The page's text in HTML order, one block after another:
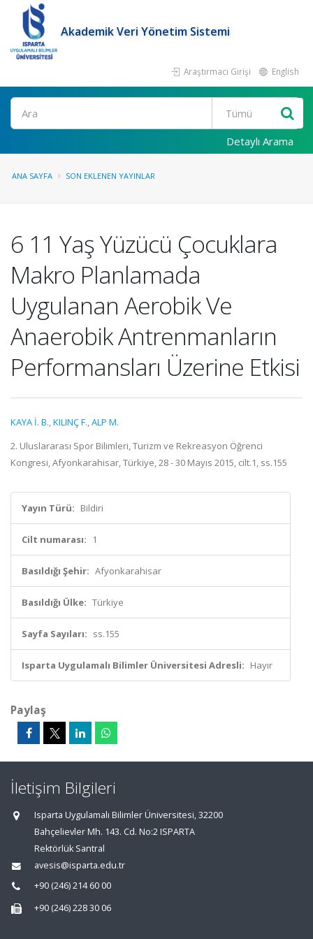
Akademik Veri Yönetim Sistemi
Araştırmacı Girişi English
Ara
Detaylı Arama
ANA SAYFA SON EKLENEN YAYINLAR
6 11 Yaş Yüzücü Çocuklara
Makro Planlamada
Uygulanan Aerobik Ve
Anaerobik Antrenmanların
Performansları Üzerine Etkisi
KAYA İ. B.,KILINÇ F.,ALP M.
2. Uluslararası Spor Bilimleri, Turizm ve Rekreasyon Öğrenci
Kongresi, Afyonkarahisar, Türkiye, 28 - 30 Mayıs 2015, cilt.1, ss.155
Yayın Türü: Bildiri
Cilt numarası: 1
Basıldığı Şehir: Afyonkarahisar
Basıldığı Ülke: Türkiye
Sayfa Sayıları: ss.155
Isparta Uygulamalı Bilimler Üniversitesi Adresli: Hayır
Paylaş
İletişim Bilgileri
Isparta Uygulamalı Bilimler Üniversitesi, 32200
Bahçelievler Mh. 143. Cd. No:2 ISPARTA
Rektörlük Santral
avesis@isparta.edu.tr
+90 (246) 214 60 00
+90 (246) 228 30 06